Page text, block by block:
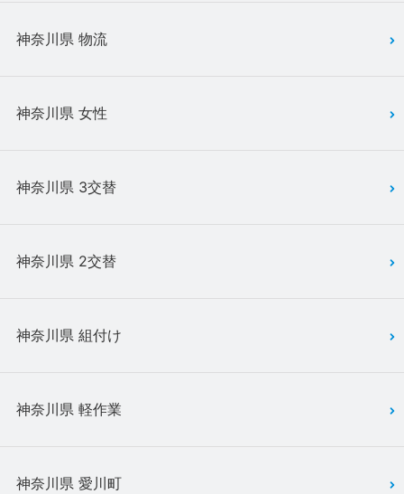
神奈川県 物流
神奈川県 女性
神奈川県 3交替
神奈川県 2交替
神奈川県 組付け
神奈川県 軽作業
神奈川県 愛川町